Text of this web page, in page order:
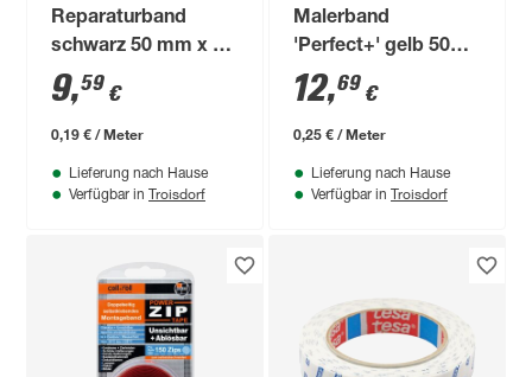
Reparaturband
schwarz 50 mm x 50
m
9,59 €
0,19 € / Meter
Lieferung nach Hause
Verfügbar in Troisdorf
Malerband
'Perfect+' gelb 50
mm x 50 m
12,69 €
0,25 € / Meter
Lieferung nach Hause
Verfügbar in Troisdorf